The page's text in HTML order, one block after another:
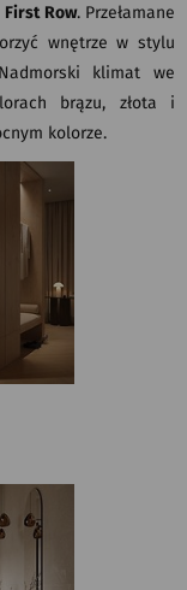
First Row. Przełamane
wnętrze w stylu
klimat we
brązu, złota i
kolorze.